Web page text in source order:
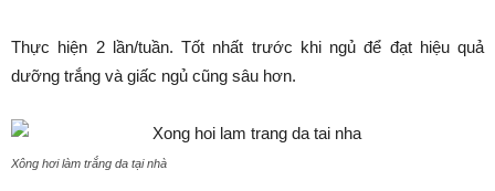
Thực hiện 2 lần/tuần. Tốt nhất trước khi ngủ để đạt hiệu quả
dưỡng trắng và giấc ngủ cũng sâu hơn.
Xông hơi làm trắng da tại nhà